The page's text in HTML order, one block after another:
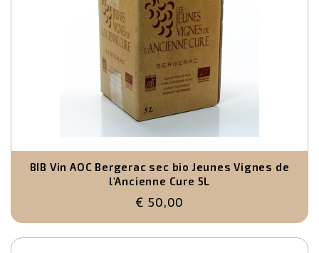
BIB Vin AOC Bergerac sec bio Jeunes Vignes de
l'Ancienne Cure 5L
€ 50,00